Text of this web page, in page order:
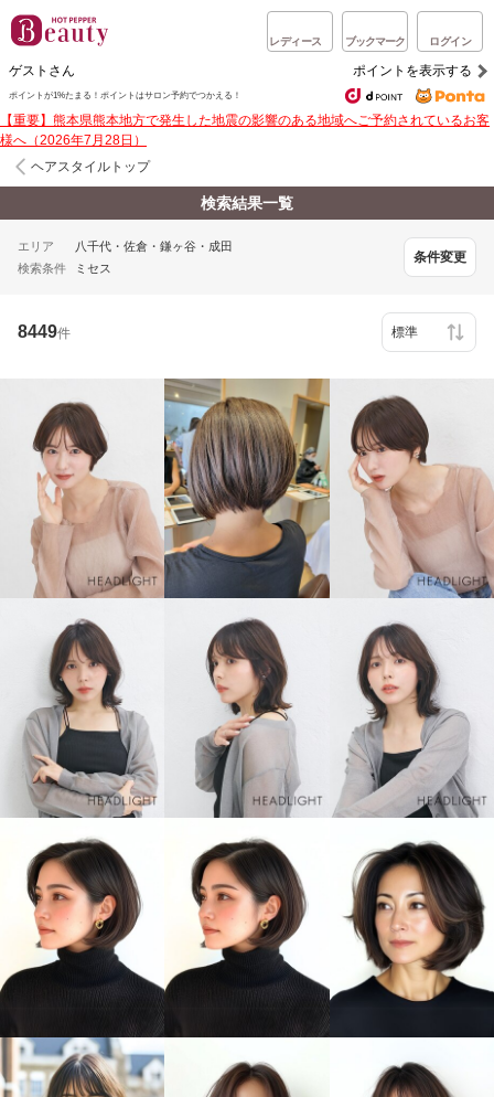
レディース ブックマーク ログイン
ゲストさん ポイントを表示する
ポイントが1%たまる！ポイントはサロン予約でつかえる！
【重要】熊本県熊本地方で発生した地震の影響のある地域へご予約されているお客
様へ（2026年7月28日）
ヘアスタイルトップ
検索結果一覧
エリア
八千代・佐倉・鎌ヶ谷・成田
検索条件
ミセス
条件変更
8449件